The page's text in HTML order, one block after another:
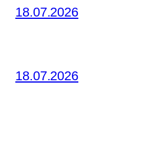
18.07.2026
18.07.2026